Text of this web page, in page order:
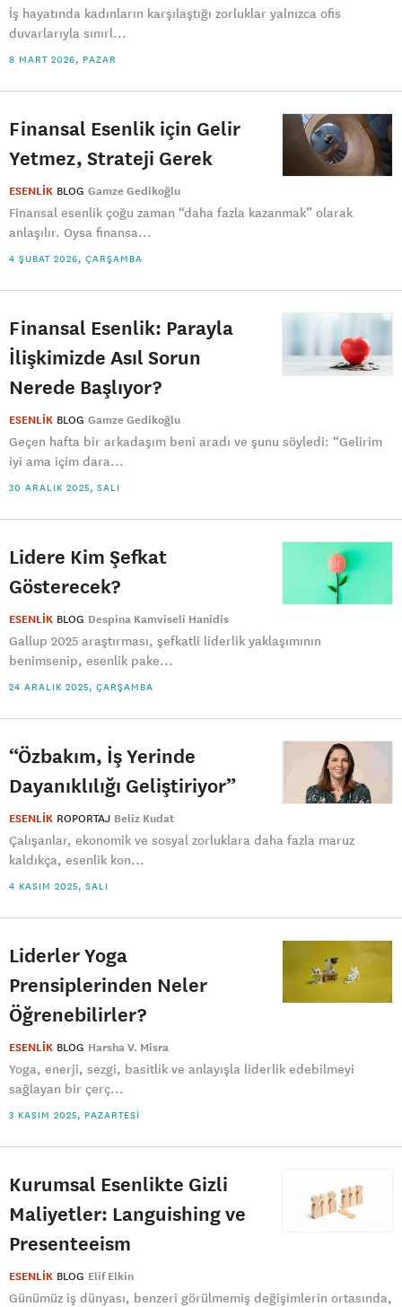
İş hayatında kadınların karşılaştığı zorluklar yalnızca ofis
duvarlarıyla sınırl...
8 MART 2026, PAZAR
Finansal Esenlik için Gelir
Yetmez, Strateji Gerek
ESENLİK BLOG Gamze Gedikoğlu
Finansal esenlik çoğu zaman “daha fazla kazanmak” olarak
anlaşılır. Oysa finansa...
4 ŞUBAT 2026, ÇARŞAMBA
Finansal Esenlik: Parayla
İlişkimizde Asıl Sorun
Nerede Başlıyor?
ESENLİK BLOG Gamze Gedikoğlu
Geçen hafta bir arkadaşım beni aradı ve şunu söyledi: “Gelirim
iyi ama içim dara...
30 ARALIK 2025, SALI
Lidere Kim Şefkat
Gösterecek?
ESENLİK BLOG Despina Kamviseli Hanidis
Gallup 2025 araştırması, şefkatli liderlik yaklaşımının
benimsenip, esenlik pake...
24 ARALIK 2025, ÇARŞAMBA
“Özbakım, İş Yerinde
Dayanıklılığı Geliştiriyor”
ESENLİK ROPORTAJ Beliz Kudat
Çalışanlar, ekonomik ve sosyal zorluklara daha fazla maruz
kaldıkça, esenlik kon...
4 KASIM 2025, SALI
Liderler Yoga
Prensiplerinden Neler
Öğrenebilirler?
ESENLİK BLOG Harsha V. Misra
Yoga, enerji, sezgi, basitlik ve anlayışla liderlik edebilmeyi
sağlayan bir çerç...
3 KASIM 2025, PAZARTESI
Kurumsal Esenlikte Gizli
Maliyetler: Languishing ve
Presenteeism
ESENLİK BLOG Elif Elkin
Günümüz iş dünyası, benzeri görülmemiş değişimlerin ortasında,